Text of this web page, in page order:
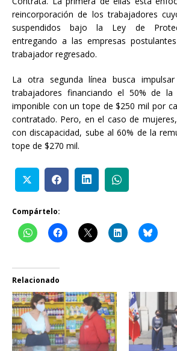
reincorporación de los trabajadores
suspendidos bajo la Ley de
entregando a las empresas
trabajador regresado.
La otra segunda línea busca
trabajadores financiando el 50% de la
imponible con un tope de $250 mil por
contratado. Pero, en el caso de
con discapacidad, sube al 60% de la
tope de $270 mil.
Compártelo:
Relacionado